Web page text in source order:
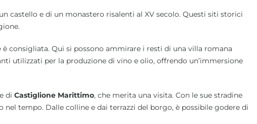
castello e di un monastero risalenti al XV secolo. Questi siti storici
è consigliata. Qui si possono ammirare i resti di una villa romana
utilizzati per la produzione di vino e olio, offrendo un’immersione
di Castiglione Marittimo, che merita una visita. Con le sue stradine
tempo. Dalle colline e dai terrazzi del borgo, è possibile godere di